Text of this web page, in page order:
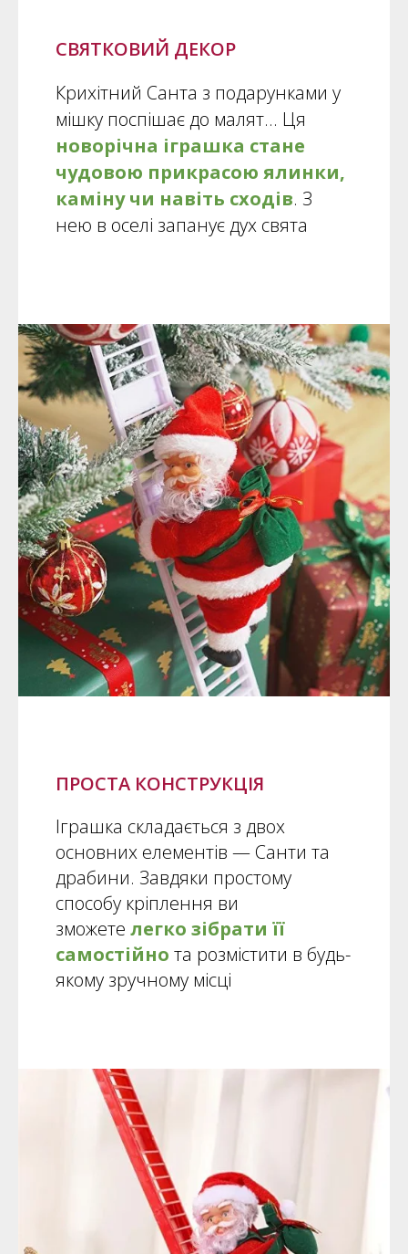
СВЯТКОВИЙ ДЕКОР
Крихітний Санта з подарунками у
мішку поспішає до малят... Ця
новорічна іграшка стане
чудовою прикрасою ялинки,
каміну чи навіть сходів. З
нею в оселі запанує дух свята
ПРОСТА КОНСТРУКЦІЯ
Іграшка складається з двох
основних елементів — Санти та
драбини. Завдяки простому
способу кріплення ви
зможете легко зібрати її
самостійно та розмістити в будь-
якому зручному місці